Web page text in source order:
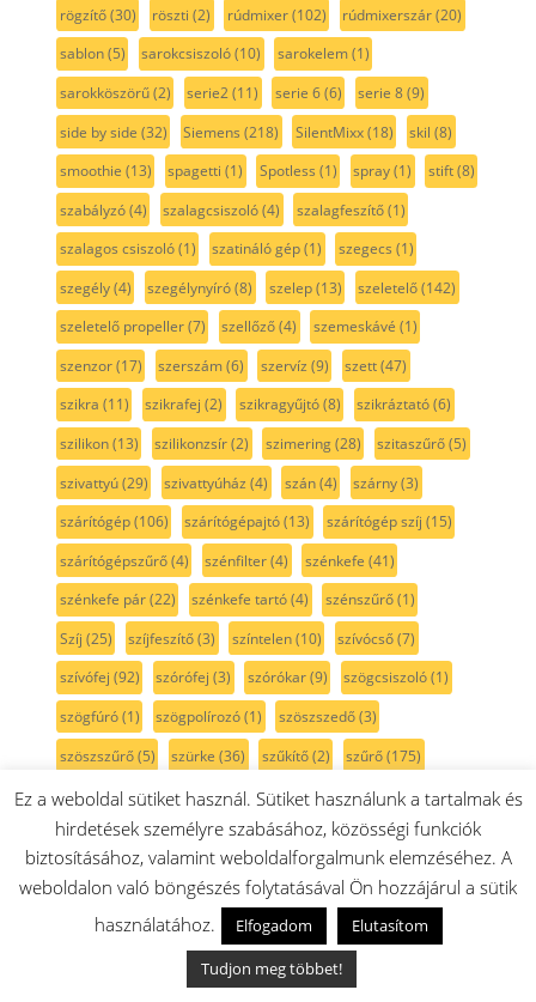
rögzítő(30) röszti (2) rúdmixer(102) rúdmixerszár(20)
sablon(5) sarokcsiszoló(10) sarokelem(1)
sarokköszörű(2) serie2(11) serie 6(6) serie 8(9)
side by side (32) Siemens (218) SilentMixx(18) skil (8)
smoothie (13) spagetti (1) Spotless (1) spray(1) stift(8)
szabályzó(4) szalagcsiszoló(4) szalagfeszítő(1)
szalagos csiszoló(1) szatináló gép(1) szegecs (1)
szegély(4) szegélynyíró(8) szelep(13) szeletelő(142)
szeletelő propeller(7) szellőző(4) szemeskávé (1)
szenzor(17) szerszám(6) szervíz (9) szett(47)
szikra (11) szikrafej (2) szikragyűjtó(8) szikráztató(6)
szilikon(13) szilikonzsír(2) szimering(28) szitaszűrő(5)
szivattyú(29) szivattyúház (4) szán(4) szárny(3)
szárítógép(106) szárítógépajtó(13) szárítógép szíj (15)
szárítógépszűrő(4) szénfilter(4) szénkefe (41)
szénkefe pár(22) szénkefe tartó(4) szénszűrő(1)
Szíj (25) szíjfeszítő(3) színtelen(10) szívócső(7)
szívófej (92) szórófej (3) szórókar(9) szögcsiszoló(1)
szögfúró(1) szögpolírozó(1) szöszszedő(3)
szöszszűrő(5) szürke (36) szűkítő(2) szűrő(175)
szűrőtartó(6) sárga(3) sín(5) sótartály(7) sötétkék(3)
sövénynyíró (1) sütemény kinyomó(3)
sütési funkcióválasztó
(315)
sütőajtó külső üveg(17) sütőbelső(45)
(22) sütőfunkciókapcsoló(20)
sütő izzó(18) sütőkapcsoló
Ez a weboldal sütiket használ. Sütiket használunk a tartalmak és
hirdetések személyre szabásához, közösségi funkciók
biztosításához, valamint weboldalforgalmunk elemzéséhez. A
weboldalon való böngészés folytatásával Ön hozzájárul a sütik
használatához.
Elfogadom
Elutasítom
Tudjon meg többet!